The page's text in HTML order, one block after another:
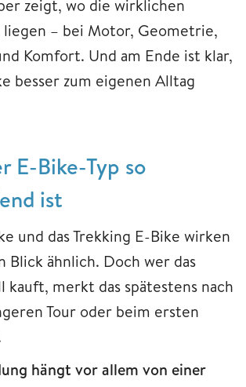
zeigt, wo die wirklichen
– bei Motor, Geometrie,
Komfort. Und am Ende ist klar,
besser zum eigenen Alltag
E-Bike-Typ so
ist
und das Trekking E-Bike wirken
Blick ähnlich. Doch wer das
kauft, merkt das spätestens nach
Tour oder beim ersten
hängt vor allem von einer